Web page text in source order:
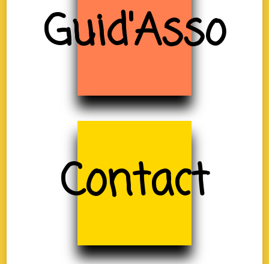
Guid'Asso
Contact